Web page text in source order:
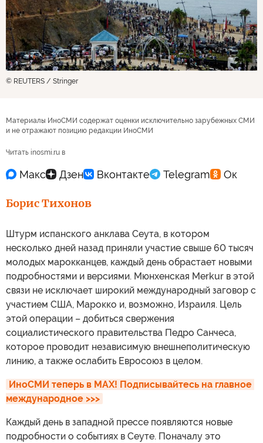
© REUTERS / Stringer
Материалы ИноСМИ содержат оценки исключительно зарубежных СМИ
и не отражают позицию редакции ИноСМИ
Читать inosmi.ru в
Борис Тихонов
Штурм испанского анклава Сеута, в котором
несколько дней назад приняли участие свыше 60 тысяч
молодых марокканцев, каждый день обрастает новыми
подробностями и версиями. Мюнхенская Merkur в этой
связи не исключает широкий международный заговор с
участием США, Марокко и, возможно, Израиля. Цель
этой операции – добиться свержения
социалистического правительства Педро Санчеса,
которое проводит независимую внешнеполитическую
линию, а также ослабить Евросоюз в целом.
ИноСМИ теперь в MAX! Подписывайтесь на главное
международное >>>
Каждый день в западной прессе появляются новые
подробности о событиях в Сеуте. Поначалу это